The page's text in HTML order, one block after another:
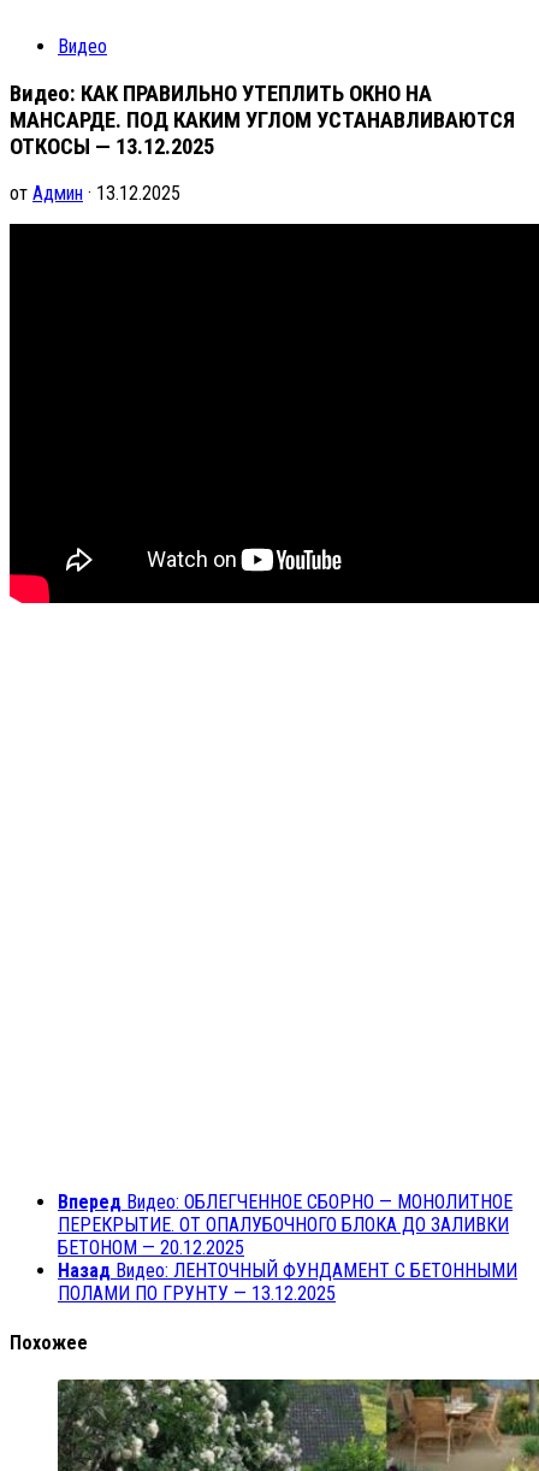
Видео
Видео: КАК ПРАВИЛЬНО УТЕПЛИТЬ ОКНО НА
МАНСАРДЕ. ПОД КАКИМ УГЛОМ УСТАНАВЛИВАЮТСЯ
ОТКОСЫ — 13.12.2025
от Админ · 13.12.2025
Вперед Видео: ОБЛЕГЧЕННОЕ СБОРНО — МОНОЛИТНОЕ
ПЕРЕКРЫТИЕ. ОТ ОПАЛУБОЧНОГО БЛОКА ДО ЗАЛИВКИ
БЕТОНОМ — 20.12.2025
Назад Видео: ЛЕНТОЧНЫЙ ФУНДАМЕНТ С БЕТОННЫМИ
ПОЛАМИ ПО ГРУНТУ — 13.12.2025
Похожее